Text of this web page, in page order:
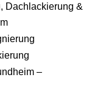
Dachlackierung &
–